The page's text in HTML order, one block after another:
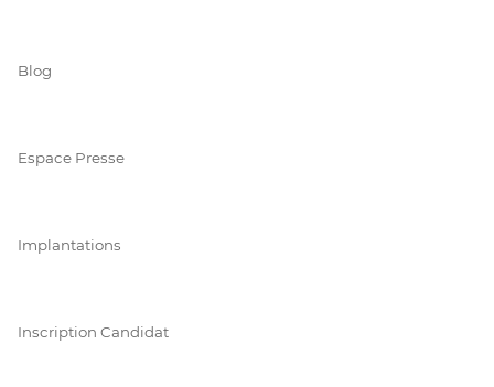
Blog
Espace Presse
Implantations
Inscription Candidat